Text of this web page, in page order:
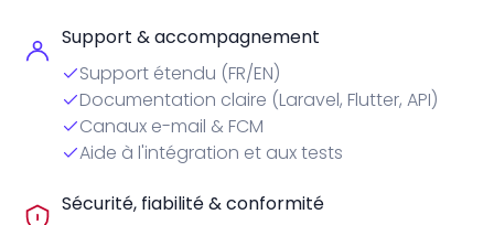
Support & accompagnement
Support étendu (FR/EN)
Documentation claire (Laravel, Flutter, API)
Canaux e-mail & FCM
Aide à l'intégration et aux tests
Sécurité, fiabilité & conformité